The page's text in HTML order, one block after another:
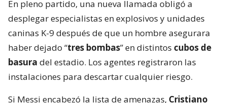
En pleno partido, una nueva llamada obligó a
desplegar especialistas en explosivos y unidades
caninas K-9 después de que un hombre asegurara
haber dejado “tres bombas” en distintos cubos de
basura del estadio. Los agentes registraron las
instalaciones para descartar cualquier riesgo.
Si Messi encabezó la lista de amenazas, Cristiano